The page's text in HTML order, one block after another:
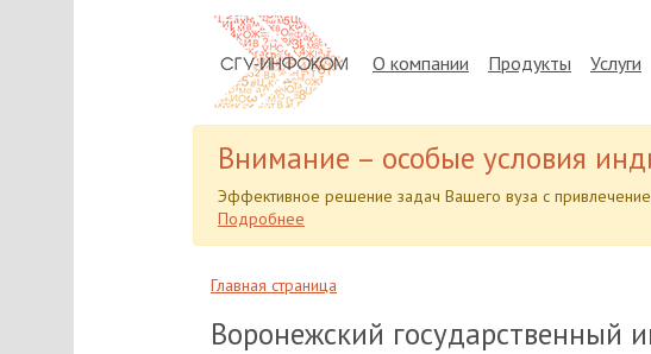
О компании Продукты Услуги
Внимание – особые условия
Эффективное решение задач Вашего вуза с
Подробнее
Главная страница
Воронежский государственный